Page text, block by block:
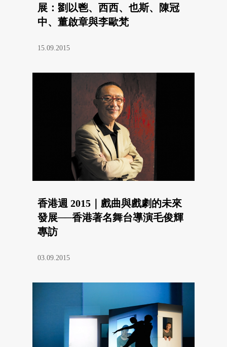
展：劉以鬯、西西、也斯、陳冠
中、董啟章與李歐梵
15.09.2015
香港週 2015｜戲曲與戲劇的未來
發展──香港著名舞台導演毛俊輝
專訪
03.09.2015